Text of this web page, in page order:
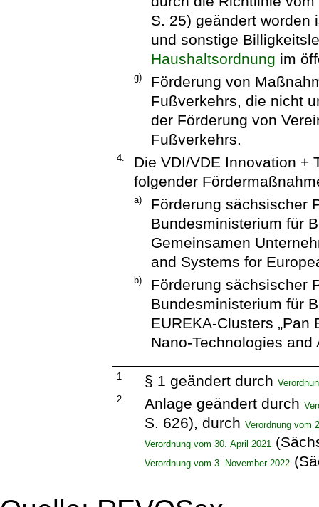
S. 25) geändert worden
und sonstige
Haushaltsordnung im
g)
Förderung von
Fußverkehrs, die nicht
der Förderung von
Fußverkehrs.
4.
Die VDI/VDE Innovation +
folgender
a)
Förderung sächsischer
Bundesministerium für
Gemeinsamen
and Systems for
b)
Förderung sächsischer
Bundesministerium für
EUREKA-Clusters
Nano-Technologies and
1 § 1 geändert durch
2
Anlage geändert durch
S. 626), durchVerordnung vom
Verordnung vom 30. April 2021
Verordnung vom 3. November 2022